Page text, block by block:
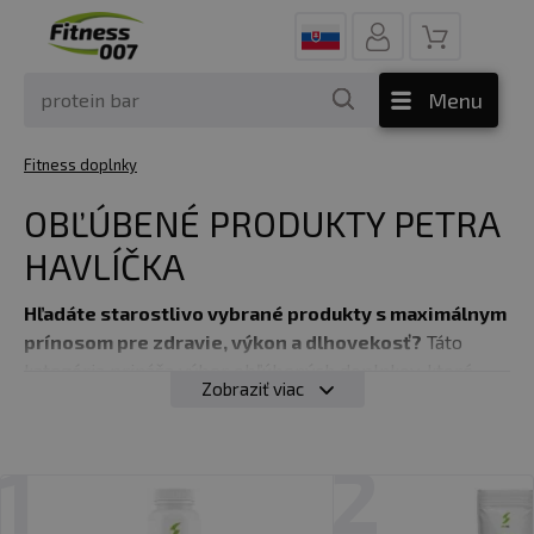
Menu
Fitness doplnky
OBĽÚBENÉ PRODUKTY PETRA
HAVLÍČKA
Hľadáte starostlivo vybrané produkty s maximálnym
prínosom pre zdravie, výkon a dlhovekosť? Táto
odporúča osobne výživový špecialista Petr Havlíček,
V centre jeho prístupu stojí holistická vízia zdravého
Zobraziť viac